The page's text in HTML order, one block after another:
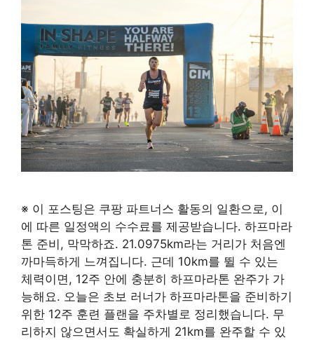
※ 이 포스팅은 쿠팡 파트너스 활동의 일환으로, 이
에 따른 일정액의 수수료를 제공받습니다. 하프마라
톤 준비, 막막하죠. 21.0975km라는 거리가 처음엔
까마득하게 느껴집니다. 근데 10km를 뛸 수 있는
체력이면, 12주 안에 충분히 하프마라톤 완주가 가
능해요. 오늘은 초보 러너가 하프마라톤을 준비하기
위한 12주 훈련 플랜을 주차별로 정리했습니다. 무
리하지 않으면서도 확실하게 21km를 완주할 수 있